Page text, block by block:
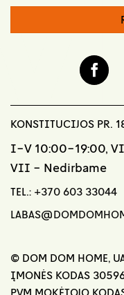
KONSTITUCIJOS PR.
I-V 10:00-19:00,
VII - Nedirbame
TEL.: +370 603 33044
© DOM DOM HOME,
ĮMONĖS KODAS
PVM MOKĖTOJO